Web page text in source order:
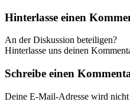
Hinterlasse einen
An der Diskussion beteiligen?
Hinterlasse uns deinen
Schreibe einen
Deine E-Mail-Adresse wird